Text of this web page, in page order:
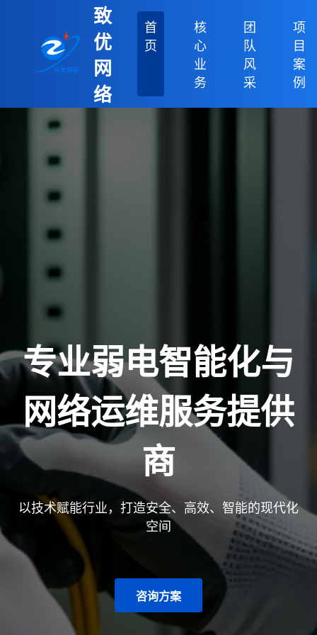
致
优
网
络
首
页
核
心
业
务
团
队
风
采
项
目
案
例
专业弱电智能化与
网络运维服务提供
商
以技术赋能行业，打造安全、高效、智能的现代化
空间
咨询方案